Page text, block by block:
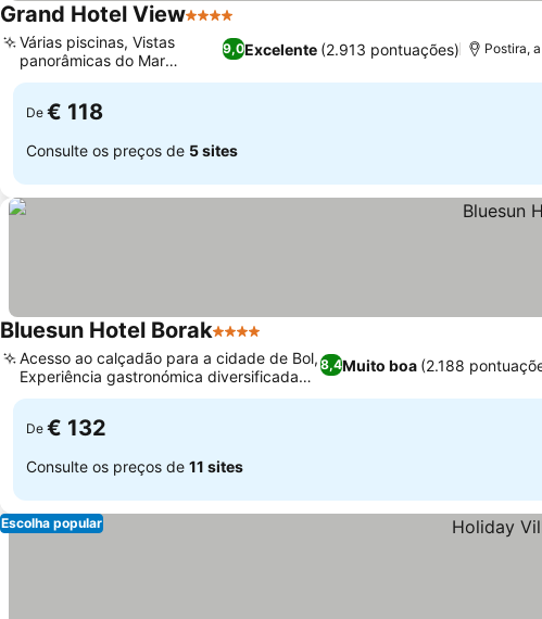
Grand Hotel View4 Estrelas
9,0Excelente (2.913 pontuações)
Várias piscinas, Vistas
panorâmicas do Mar
Adriático
Postira,
De € 118
Consulte os preços de 5 sites
Bluesun Hotel Borak4 Estrelas
8,4Muito boa (2.188
Acesso ao calçadão para a cidade de Bol,
Experiência gastronómica diversificada
em buffet
De € 132
Consulte os preços de 11 sites
Escolha popular